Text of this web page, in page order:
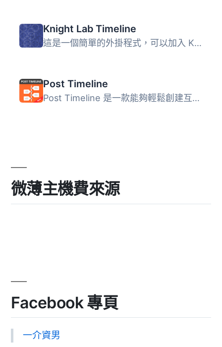
Knight Lab Timeline
這是一個簡單的外掛程式，可以加入 Knight Lab 製作的 Timeli...
Post Timeline
Post Timeline 是一款能夠輕鬆創建互動式時間軸的 WordPress ...
微薄主機費來源
Facebook 專頁
一介資男